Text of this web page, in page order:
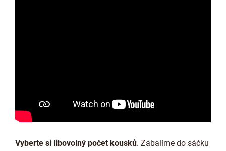
Vyberte si libovolný počet kousků. Zabalíme do sáčku